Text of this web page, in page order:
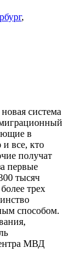
,
система
в
и все, кто
получат
первые
тысяч
трех
способом.
МВД